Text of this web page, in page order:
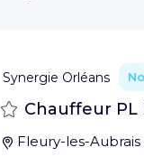
Synergie Orléans
Sauvegarder
Chauffeur PL
Fleury-les-Aubrais